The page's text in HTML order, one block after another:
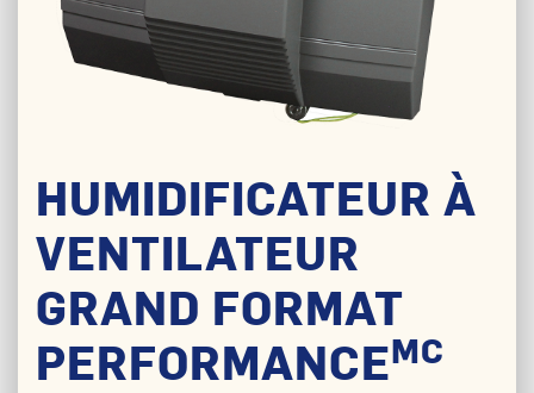
HUMIDIFICATEUR À
VENTILATEUR
GRAND FORMAT
PERFORMANCEMC